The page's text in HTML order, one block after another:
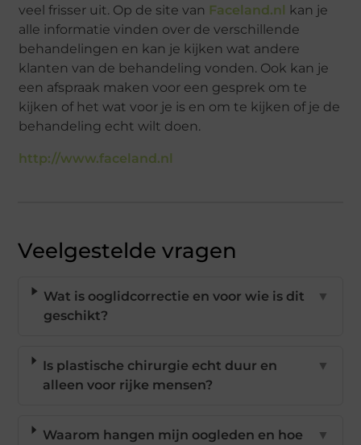
veel frisser uit. Op de site van Faceland.nl
kan je
alle informatie vinden over de verschillende
behandelingen en kan je kijken wat andere
klanten van de behandeling vonden. Ook kan je
een afspraak maken voor een gesprek om te
kijken of het wat voor je is en om te kijken of je de
behandeling echt wilt doen.
http://www.faceland.nl
Veelgestelde vragen
Wat is ooglidcorrectie en voor wie is dit
geschikt?
▼
Is plastische chirurgie echt duur en
alleen voor rijke mensen?
▼
Waarom hangen mijn oogleden en hoe
▼